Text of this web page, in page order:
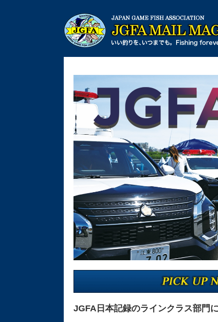
JGFA日本記録のラインクラス部門